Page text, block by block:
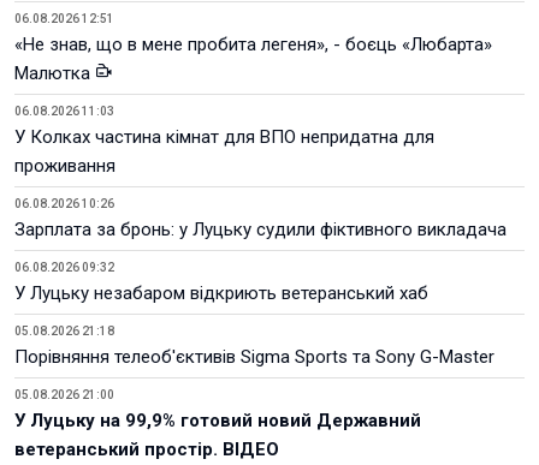
06.08.2026 12:51
«Не знав, що в мене пробита легеня», - боєць «Любарта»
Малютка
06.08.2026 11:03
У Колках частина кімнат для ВПО непридатна для
проживання
06.08.2026 10:26
Зарплата за бронь: у Луцьку судили фіктивного викладача
06.08.2026 09:32
У Луцьку незабаром відкриють ветеранський хаб
05.08.2026 21:18
Порівняння телеоб'єктивів Sigma Sports та Sony G-Master
05.08.2026 21:00
У Луцьку на 99,9% готовий новий Державний
ветеранський простір. ВІДЕО